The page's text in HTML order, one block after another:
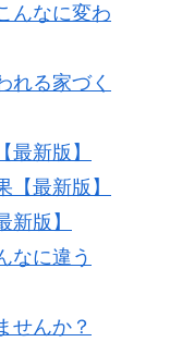
んなに変わ
れる家づく
新版】
最新版】
版】
なに違う
せんか？